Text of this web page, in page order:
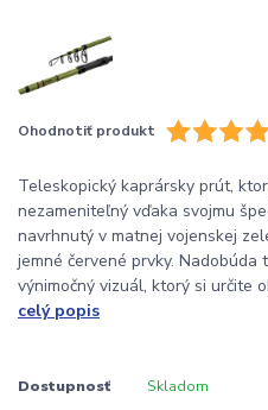
Ohodnotiť produkt
Teleskopický kaprársky prút,
nezameniteľný vďaka svojmu
navrhnutý v matnej vojenskej
jemné červené prvky.
výnimočný vizuál, ktorý si určite
celý popis
Dostupnosť Skladom